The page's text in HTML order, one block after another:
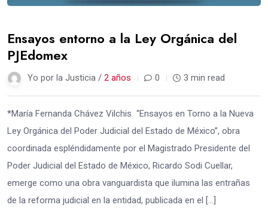
Ensayos entorno a la Ley Orgánica del
PJEdomex
Yo por la Justicia / 2 años 0 3 min read
*María Fernanda Chávez Vilchis “Ensayos en Torno a la Nueva
Ley Orgánica del Poder Judicial del Estado de México”, obra
coordinada espléndidamente por el Magistrado Presidente del
Poder Judicial del Estado de México, Ricardo Sodi Cuellar,
emerge como una obra vanguardista que ilumina las entrañas
de la reforma judicial en la entidad, publicada en el […]